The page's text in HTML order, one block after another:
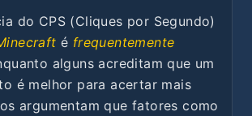
do CPS (Cliques por Segundo)
é frequentemente
alguns acreditam que um
é melhor para acertar mais
argumentam que fatores como